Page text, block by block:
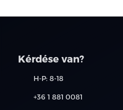
Kérdése van?
H-P: 8-18
+36 1 881 0081